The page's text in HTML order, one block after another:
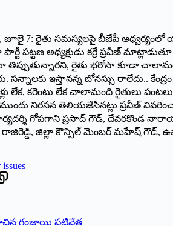
జూలై 7: రైతు సమస్యలపై బీజేపీ
పట్టణ అధ్యక్షుడు కర్రే ప్రవీణ్‌
తిప్పుతున్నారని, రైతు భరోసా కూడా
సన్నాలకు ఇస్తానన్న బోనస్సు రాలేదు..
లేక, కరెంటు లేక చాలామంది రైతులు
నిరసన తెలియజేసినట్లు ప్రవీణ్‌
గోపగాని ప్రసాద్‌ గౌడ్‌, దేవరకొండ
జిల్లా కౌన్సిల్‌ మెంబర్‌ మహేష్‌ గౌడ్‌,
గంజాయి పట్టివేత